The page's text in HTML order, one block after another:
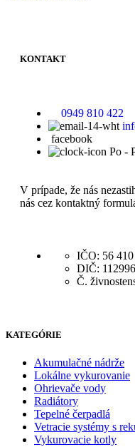
KONTAKT
0949 810 422
facebook
Po -
V prípade, že nás
nás cez kontaktný
IČO: 56
DIČ:
Č.
KATEGÓRIE
Akumulačné nádrže
Lokálne vykurovanie
Ohrievače vody
Radiátory
Tepelné čerpadlá
Vetracie systémy s
Vykurovacie kotly